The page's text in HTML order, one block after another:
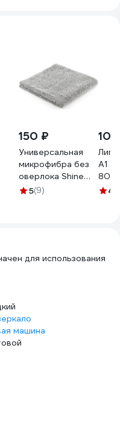
150 ₽
Универсальная
микрофибра без
оверлока Shine
systems edgeless
5(9)
101
А1
4.8
для использования
машина